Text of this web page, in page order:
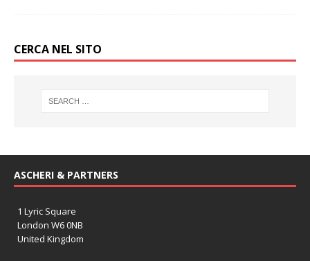
CERCA NEL SITO
ASCHERI & PARTNERS
1 Lyric Square
London W6 0NB
United Kingdom